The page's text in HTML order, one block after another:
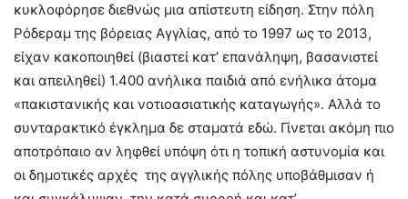
κυκλοφόρησε διεθνώς μια απίστευτη είδηση. Στην πόλη
Ρόδεραμ της βόρειας Αγγλίας, από το 1997 ως το 2013,
είχαν κακοποιηθεί (βιαστεί κατ’ επανάληψη, βασανιστεί
και απειληθεί) 1.400 ανήλικα παιδιά από ενήλικα άτομα
«πακιστανικής και νοτιοασιατικής καταγωγής». Αλλά το
συνταρακτικό έγκλημα δε σταματά εδώ. Γίνεται ακόμη πιο
αποτρόπαιο αν ληφθεί υπόψη ότι η τοπική αστυνομία και
οι δημοτικές αρχές της αγγλικής πόλης υποβάθμισαν ή